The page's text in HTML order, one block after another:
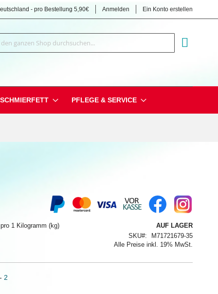
- pro Bestellung 5,90€ Anmelden Ein Konto erstellen
Suche
SCHMIERFETT PFLEGE & SERVICE
1 Kilogramm (kg)
AUF LAGER
SKU
M71721679-35
Alle Preise inkl. 19% MwSt.
2